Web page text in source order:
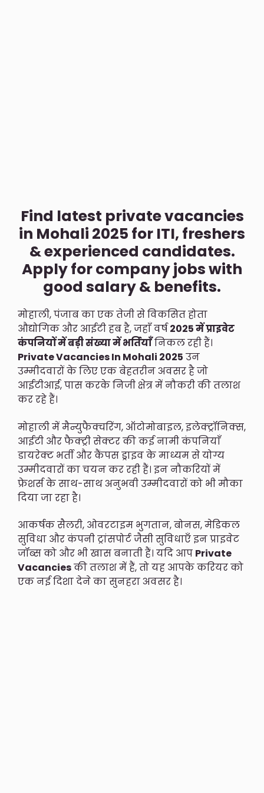
Find latest private vacancies
in Mohali 2025 for ITI, freshers
& experienced candidates.
Apply for company jobs with
good salary & benefits.
मोहाली, पंजाब का एक तेजी से विकसित होता
औद्योगिक और आईटी हब है, जहाँ वर्ष2025 में प्राइवेट
कंपनियों में बड़ी संख्या में भर्तियाँनिकल रही हैं।
Private Vacancies In Mohali 2025 उन
उम्मीदवारों के लिए एक बेहतरीन अवसर है जो
आईटीआई, पास करके निजी क्षेत्र में नौकरी की तलाश
कर रहे हैं।
मोहाली में मैन्युफैक्चरिंग, ऑटोमोबाइल, इलेक्ट्रॉनिक्स,
आईटी और फैक्ट्री सेक्टर की कई नामी कंपनियाँ
डायरेक्ट भर्ती और कैंपस ड्राइव के माध्यम से योग्य
उम्मीदवारों का चयन कर रही हैं। इन नौकरियों में
फ्रेशर्स के साथ-साथ अनुभवी उम्मीदवारों को भी मौका
दिया जा रहा है।
आकर्षक सैलरी, ओवरटाइम भुगतान, बोनस, मेडिकल
सुविधा और कंपनी ट्रांसपोर्ट जैसी सुविधाएँ इन प्राइवेट
जॉब्स को और भी खास बनाती हैं। यदि आप Private
Vacanciesकी तलाश में हैं, तो यह आपके करियर को
एक नई दिशा देने का सुनहरा अवसर है।